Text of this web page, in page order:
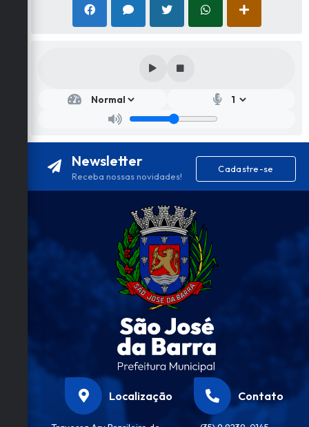
Newsletter
Receba nossas novidades!
Cadastre-se
Localização Contato